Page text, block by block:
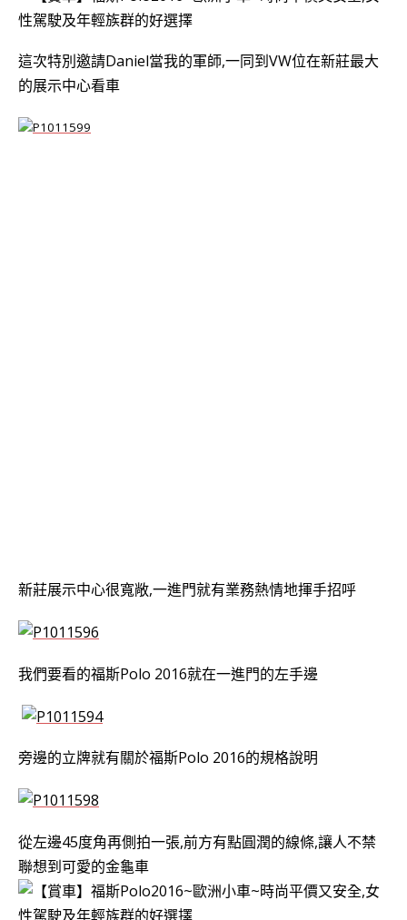
這次特別邀請Daniel當我的軍師,一同到VW位在新莊最大
的展示中心看車
新莊展示中心很寬敞,一進門就有業務熱情地揮手招呼
我們要看的福斯Polo 2016就在一進門的左手邊
旁邊的立牌就有關於福斯Polo 2016的規格說明
從左邊45度角再側拍一張,前方有點圓潤的線條,讓人不禁
聯想到可愛的金龜車